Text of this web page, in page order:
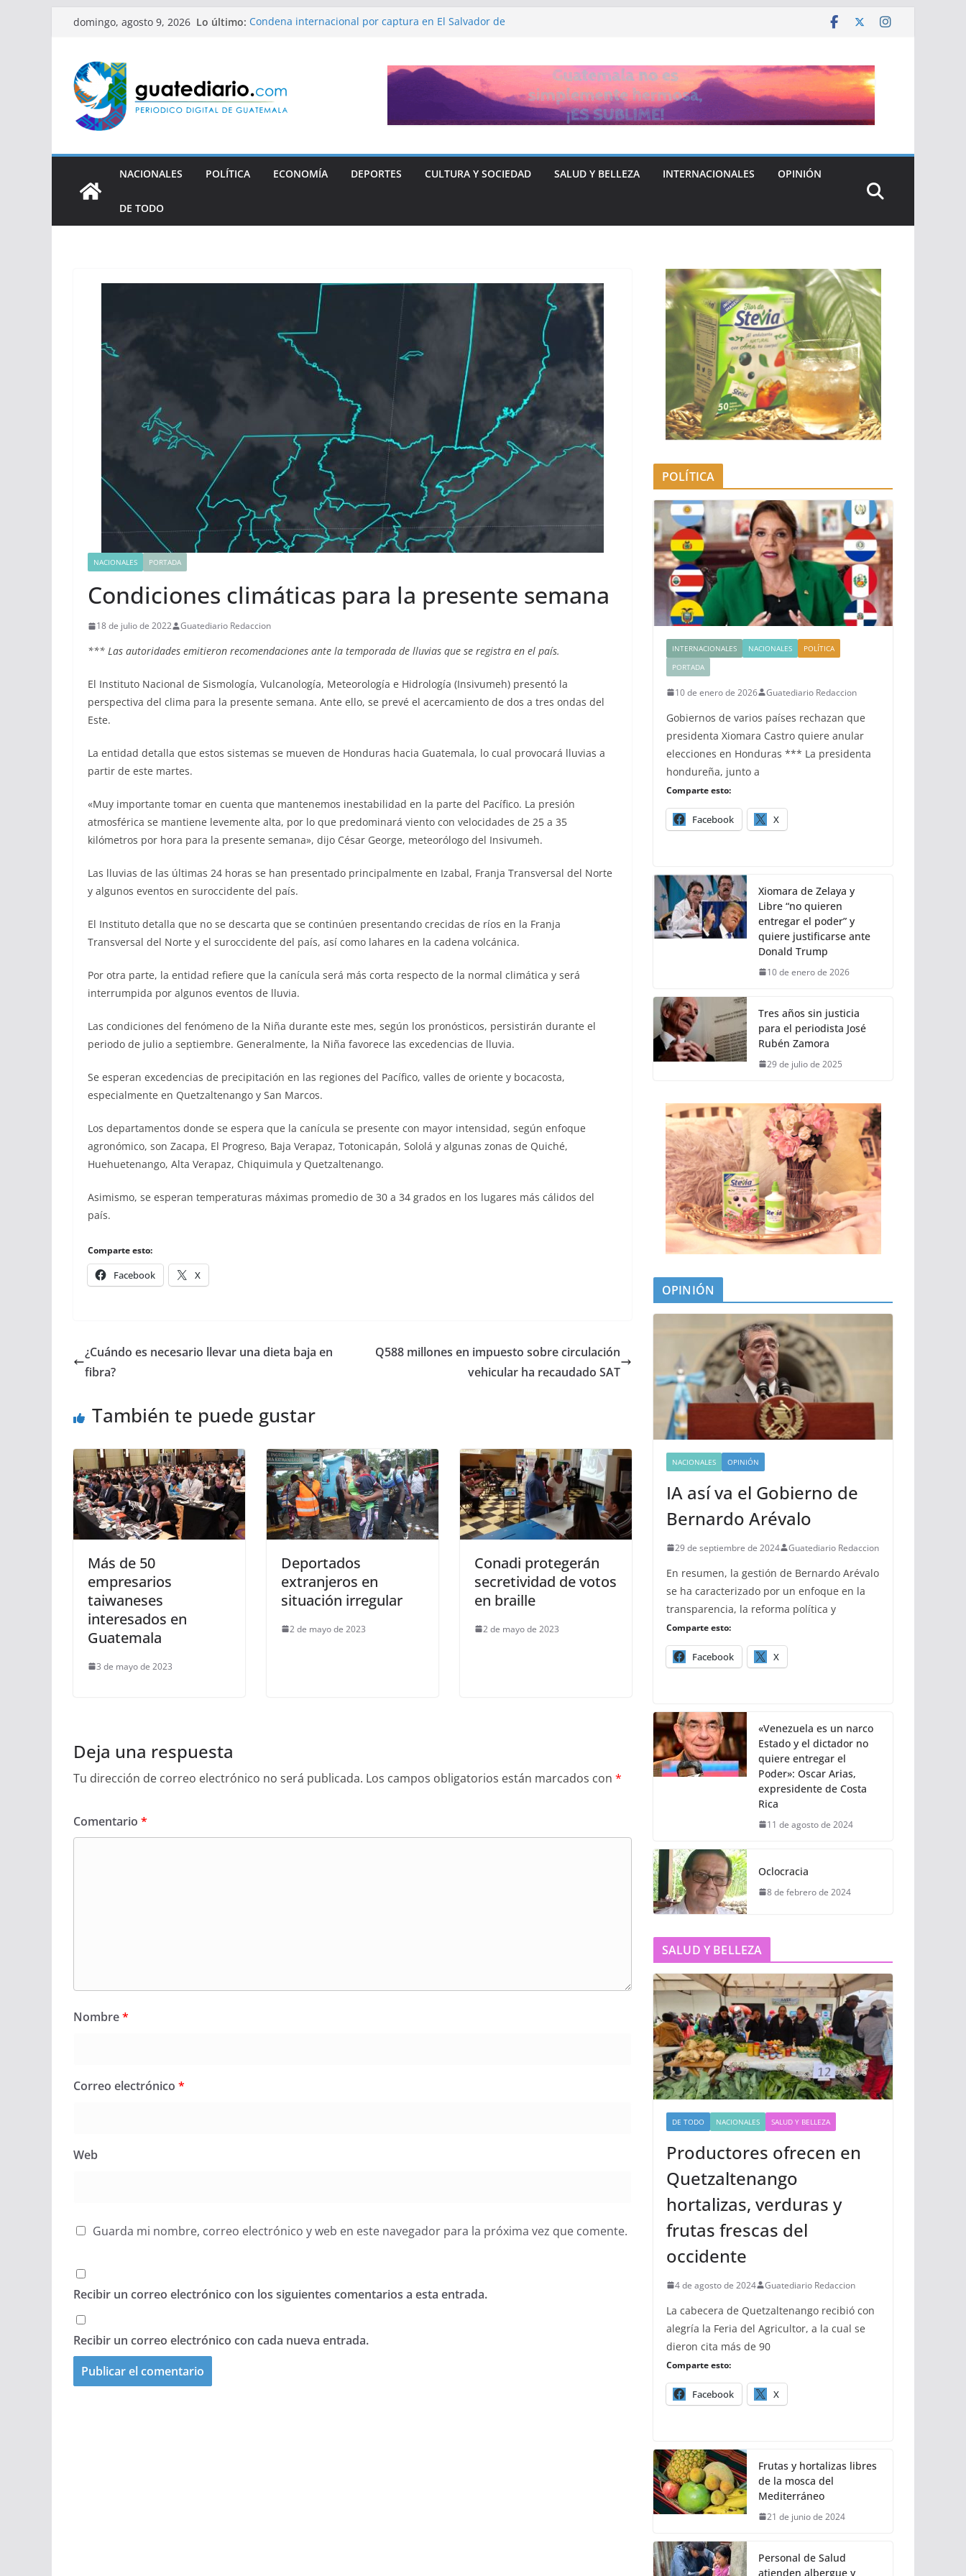
Saltardomingo, agosto 9, 2026 Lo último: Condena internacional por captura en El Salvador de
Xiomara de Zelaya y Libre “no quieren entregar el poder” y
quiere justificarse ante Donald Trump
Rechazan apelación de fiscalía que busca investigar a
periodistas
Tres años sin justicia para el periodista José Rubén Zamora
NACIONALES POLÍTICA ECONOMÍA DEPORTES CULTURA Y SOCIEDAD SALUD Y BELLEZA INTERNACIONALES OPINIÓN
DE TODO
NACIONALES PORTADA
Condiciones climáticas para la presente semana
18 de julio de 2022 Guatediario Redaccion
*** Las autoridades emitieron recomendaciones ante la temporada de lluvias que se registra en el país.
El Instituto Nacional de Sismología, Vulcanología, Meteorología e Hidrología (Insivumeh) presentó la
perspectiva del clima para la presente semana. Ante ello, se prevé el acercamiento de dos a tres ondas del
Este.
La entidad detalla que estos sistemas se mueven de Honduras hacia Guatemala, lo cual provocará lluvias a
partir de este martes.
«Muy importante tomar en cuenta que mantenemos inestabilidad en la parte del Pacífico. La presión
atmosférica se mantiene levemente alta, por lo que predominará viento con velocidades de 25 a 35
kilómetros por hora para la presente semana», dijo César George, meteorólogo del Insivumeh.
Las lluvias de las últimas 24 horas se han presentado principalmente en Izabal, Franja Transversal del Norte
y algunos eventos en suroccidente del país.
El Instituto detalla que no se descarta que se continúen presentando crecidas de ríos en la Franja
Transversal del Norte y el suroccidente del país, así como lahares en la cadena volcánica.
Por otra parte, la entidad refiere que la canícula será más corta respecto de la normal climática y será
interrumpida por algunos eventos de lluvia.
Las condiciones del fenómeno de la Niña durante este mes, según los pronósticos, persistirán durante el
periodo de julio a septiembre. Generalmente, la Niña favorece las excedencias de lluvia.
Se esperan excedencias de precipitación en las regiones del Pacífico, valles de oriente y bocacosta,
especialmente en Quetzaltenango y San Marcos.
Los departamentos donde se espera que la canícula se presente con mayor intensidad, según enfoque
agronómico, son Zacapa, El Progreso, Baja Verapaz, Totonicapán, Sololá y algunas zonas de Quiché,
Huehuetenango, Alta Verapaz, Chiquimula y Quetzaltenango.
Asimismo, se esperan temperaturas máximas promedio de 30 a 34 grados en los lugares más cálidos del
país.
Comparte esto:
Facebook X
¿Cuándo es necesario llevar una dieta baja en
fibra?
Q588 millones en impuesto sobre circulación
vehicular ha recaudado SAT
También te puede gustar
Más de 50
empresarios
taiwaneses
interesados en
Guatemala
3 de mayo de 2023
Deportados
extranjeros en
situación irregular
2 de mayo de 2023
Conadi protegerán
secretividad de votos
en braille
2 de mayo de 2023
Deja una respuesta
Tu dirección de correo electrónico no será publicada. Los campos obligatorios están marcados con *
Comentario *
Nombre*
Correo electrónico *
Web
Guarda mi nombre, correo electrónico y web en este navegador para la próxima vez que comente.
Recibir un correo electrónico con los siguientes comentarios a esta entrada.
Recibir un correo electrónico con cada nueva entrada.
POLÍTICA
INTERNACIONALES NACIONALES
POLÍTICA
PORTADA
10 de enero de 2026 Guatediario Redaccion
Gobiernos de varios países rechazan que
presidenta Xiomara Castro quiere anular
elecciones en Honduras *** La presidenta
hondureña, junto a
Comparte esto:
Facebook X
Xiomara de Zelaya y
Libre “no quieren
entregar el poder” y
quiere justificarse ante
Donald Trump
10 de enero de 2026
Tres años sin justicia
para el periodista José
Rubén Zamora
29 de julio de 2025
OPINIÓN
NACIONALES OPINIÓN
IA así va el Gobierno de
Bernardo Arévalo
29 de septiembre de 2024 Guatediario Redaccion
En resumen, la gestión de Bernardo Arévalo
se ha caracterizado por un enfoque en la
transparencia, la reforma política y
Comparte esto:
Facebook X
«Venezuela es un narco
Estado y el dictador no
quiere entregar el
Poder»: Oscar Arias,
expresidente de Costa
Rica
11 de agosto de 2024
Oclocracia
8 de febrero de 2024
SALUD Y BELLEZA
DE TODO NACIONALES SALUD Y BELLEZA
Productores ofrecen en
Quetzaltenango
hortalizas, verduras y
frutas frescas del
occidente
4 de agosto de 2024 Guatediario Redaccion
La cabecera de Quetzaltenango recibió con
alegría la Feria del Agricultor, a la cual se
dieron cita más de 90
Comparte esto:
Facebook X
Frutas y hortalizas libres
de la mosca del
Mediterráneo
21 de junio de 2024
Personal de Salud
atienden albergue y